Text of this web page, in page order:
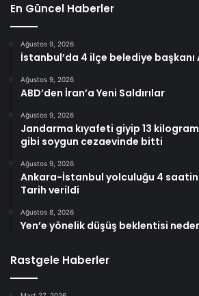
En Güncel Haberler
Ağustos 9, 2026
İstanbul’da 4 ilçe belediye başkanı
Ağustos 9, 2026
ABD’den İran’a Yeni Saldırılar
Ağustos 9, 2026
Jandarma kıyafeti giyip 13
gibi soygun cezaevinde bitti
Ağustos 9, 2026
Ankara-İstanbul yolculuğu 4 saatin
Tarih verildi
Ağustos 8, 2026
Yen’e yönelik düşüş beklentisi
Rastgele Haberler